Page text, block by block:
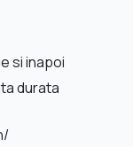
si inapoi
durata